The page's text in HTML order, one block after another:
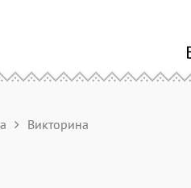
Викторина